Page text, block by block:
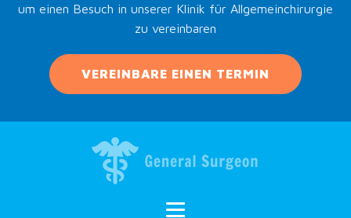
um einen Besuch in unserer Klinik für Allgemeinchirurgie
zu vereinbaren
VEREINBARE EINEN TERMIN